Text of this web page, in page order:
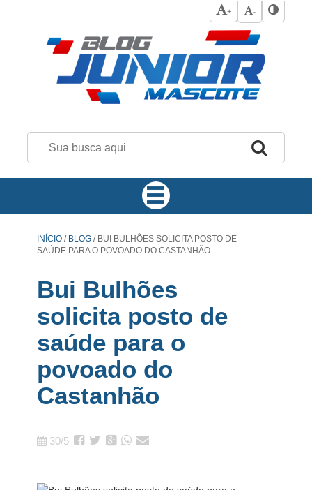
+ -
INÍCIO / BLOG /BUI BULHÕES SOLICITA POSTO DE
SAÚDE PARA O POVOADO DO CASTANHÃO
Bui Bulhões
solicita posto de
saúde para o
povoado do
Castanhão
30/5